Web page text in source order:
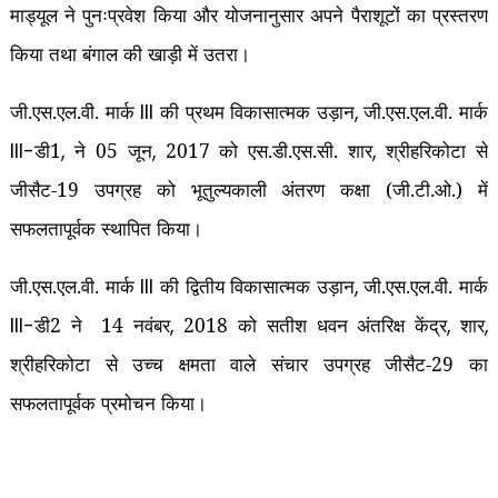
माड्यूल ने पुनःप्रवेश किया और योजनानुसार अपने पैराशूटों का प्रस्‍तरण
किया तथा बंगाल की खाड़ी में उतरा।
जी.एस.एल.वी. मार्क IIIकी प्रथम विकासात्मक उड़ान,जी.एस.एल.वी. मार्क
III-डी1,ने 05 जून, 2017 को एस.डी.एस.सी. शार,श्रीहरिकोटा से
जीसैट-19 उपग्रह को भूतुल्‍यकाली अंत‍रण कक्षा (जी.टी.ओ.) में
सफलतापूर्वक स्‍थापित किया।
जी.एस.एल.वी. मार्क IIIकी द्वितीय विकासात्मक उड़ान,जी.एस.एल.वी. मार्क
III-डी2 ने 14 नवंबर, 2018 को सतीश धवन अंतरिक्ष केंद्र,शार,
श्रीहरिकोटा से उच्‍च क्षमता वाले संचार उपग्रह जीसैट-29 का
सफलतापूर्वक प्रमोचन किया।